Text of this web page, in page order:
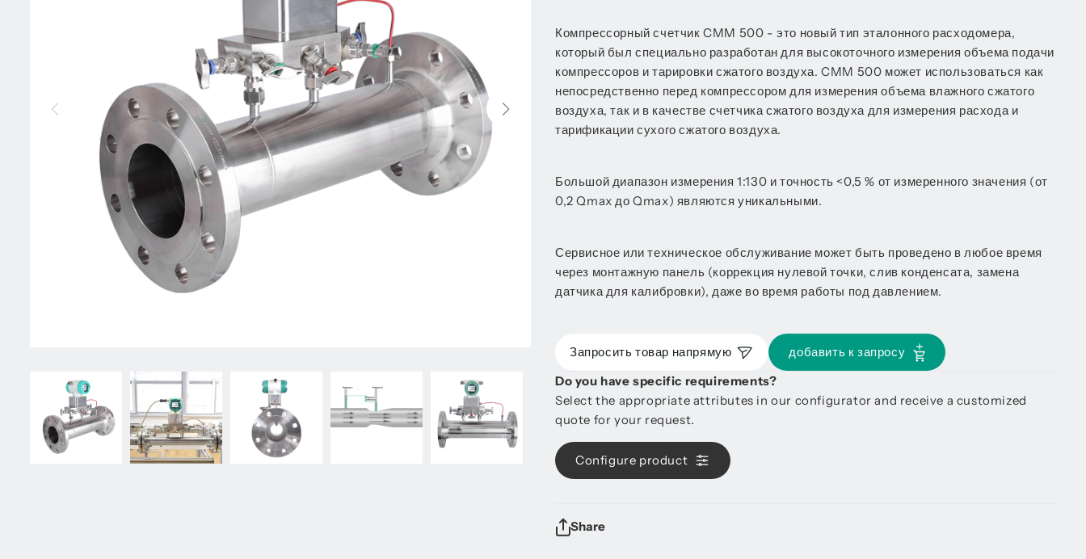
Компрессорный счетчик CMM 500 - это новый тип эталонного расходомера,
который был специально разработан для высокоточного измерения объема подачи
компрессоров и тарировки сжатого воздуха. CMM 500 может использоваться как
непосредственно перед компрессором для измерения объема влажного сжатого
воздуха, так и в качестве счетчика сжатого воздуха для измерения расхода и
тарификации сухого сжатого воздуха.
Большой диапазон измерения 1:130 и точность <0,5 % от измеренного значения (от
0,2 Qmax до Qmax) являются уникальными.
Сервисное или техническое обслуживание может быть проведено в любое время
через монтажную панель (коррекция нулевой точки, слив конденсата, замена
датчика для калибровки), даже во время работы под давлением.
Запросить товар напрямую
добавить к запросу
Do you have specific requirements?
Select the appropriate attributes in our configurator and receive a customized
quote for your request.
Configure product
Share